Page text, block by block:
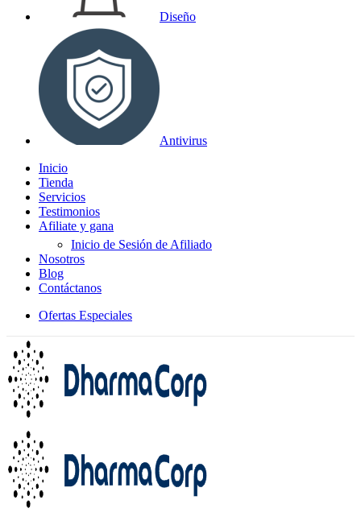
Diseño
Antivirus
Inicio
Tienda
Servicios
Testimonios
Afiliate y gana
Inicio de Sesión de Afiliado
Nosotros
Blog
Contáctanos
Ofertas Especiales